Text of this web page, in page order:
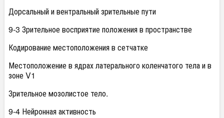
Дорсальный и вентральный зрительные пути
9-3 Зрительное восприятие положения в пространстве
Кодирование местоположения в сетчатке
Местоположение в ядрах латерального коленчатого тела и в
зоне V1
Зрительное мозолистое тело.
9-4 Нейронная активность